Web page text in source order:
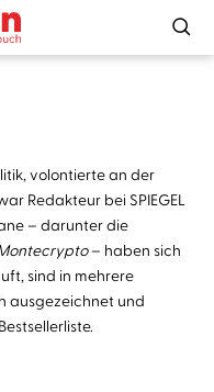
volontierte an der
Redakteur bei SPIEGEL
– darunter die
– haben sich
sind in mehrere
ausgezeichnet und